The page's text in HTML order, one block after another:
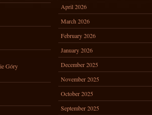
Góry
April 2026
March 2026
February 2026
January 2026
December 2025
November 2025
October 2025
September 2025